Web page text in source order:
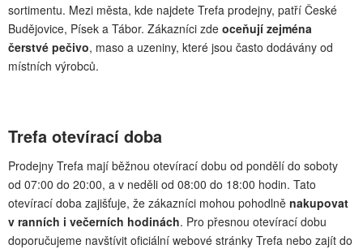
sortimentu. Mezi města, kde najdete Trefa prodejny, patří České
Budějovice, Písek a Tábor. Zákazníci zde oceňují zejména
čerstvé pečivo, maso a uzeniny, které jsou často dodávány od
místních výrobců.
Trefa otevírací doba
Prodejny Trefa mají běžnou otevírací dobu od pondělí do soboty
od 07:00 do 20:00, a v neděli od 08:00 do 18:00 hodin. Tato
otevírací doba zajišťuje, že zákazníci mohou pohodlně nakupovat
v ranních i večerních hodinách. Pro přesnou otevírací dobu
doporučujeme navštívit oficiální webové stránky Trefa nebo zajít do